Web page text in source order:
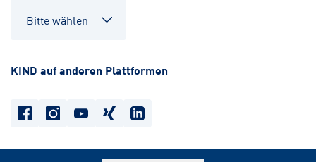
KIND auf anderen Plattformen